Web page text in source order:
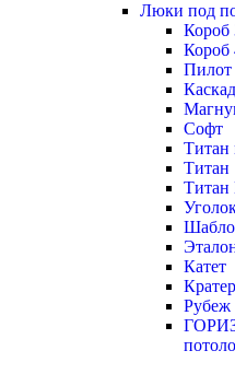
Люки под
Короб
Короб
Пилот
Каскад
Софт
Титан
Титан
Титан
Катет
Кратер
Рубеж